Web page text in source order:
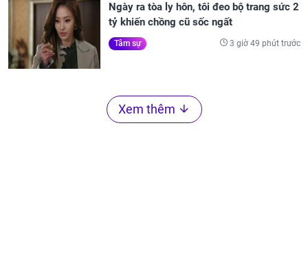
Ngày ra tòa ly hôn, tôi đeo bộ trang sức 2
tỷ khiến chồng cũ sốc ngất
Tâm sự 3 giờ 49 phút trước
Xem thêm